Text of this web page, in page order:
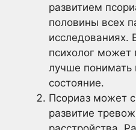
развитием
половины всех
исследованиях.
психолог может
лучше понимать
состояние.
Псориаз может
развитие